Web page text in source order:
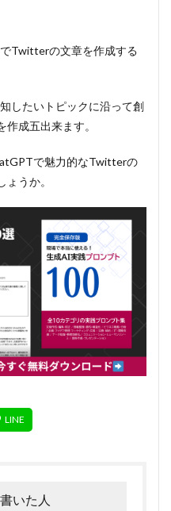
Twitterの文章を作成する
したいトピックに沿って創
成五出来ます。
で魅力的なTwitterの
うか。
いた人